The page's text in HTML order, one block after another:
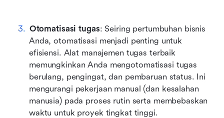
Otomatisasi tugas: Seiring pertumbuhan bisnis
Anda, otomatisasi menjadi penting untuk
efisiensi. Alat manajemen tugas terbaik
memungkinkan Anda mengotomatisasi tugas
berulang, pengingat, dan pembaruan status. Ini
mengurangi pekerjaan manual (dan kesalahan
manusia) pada proses rutin serta membebaskan
waktu untuk proyek tingkat tinggi.